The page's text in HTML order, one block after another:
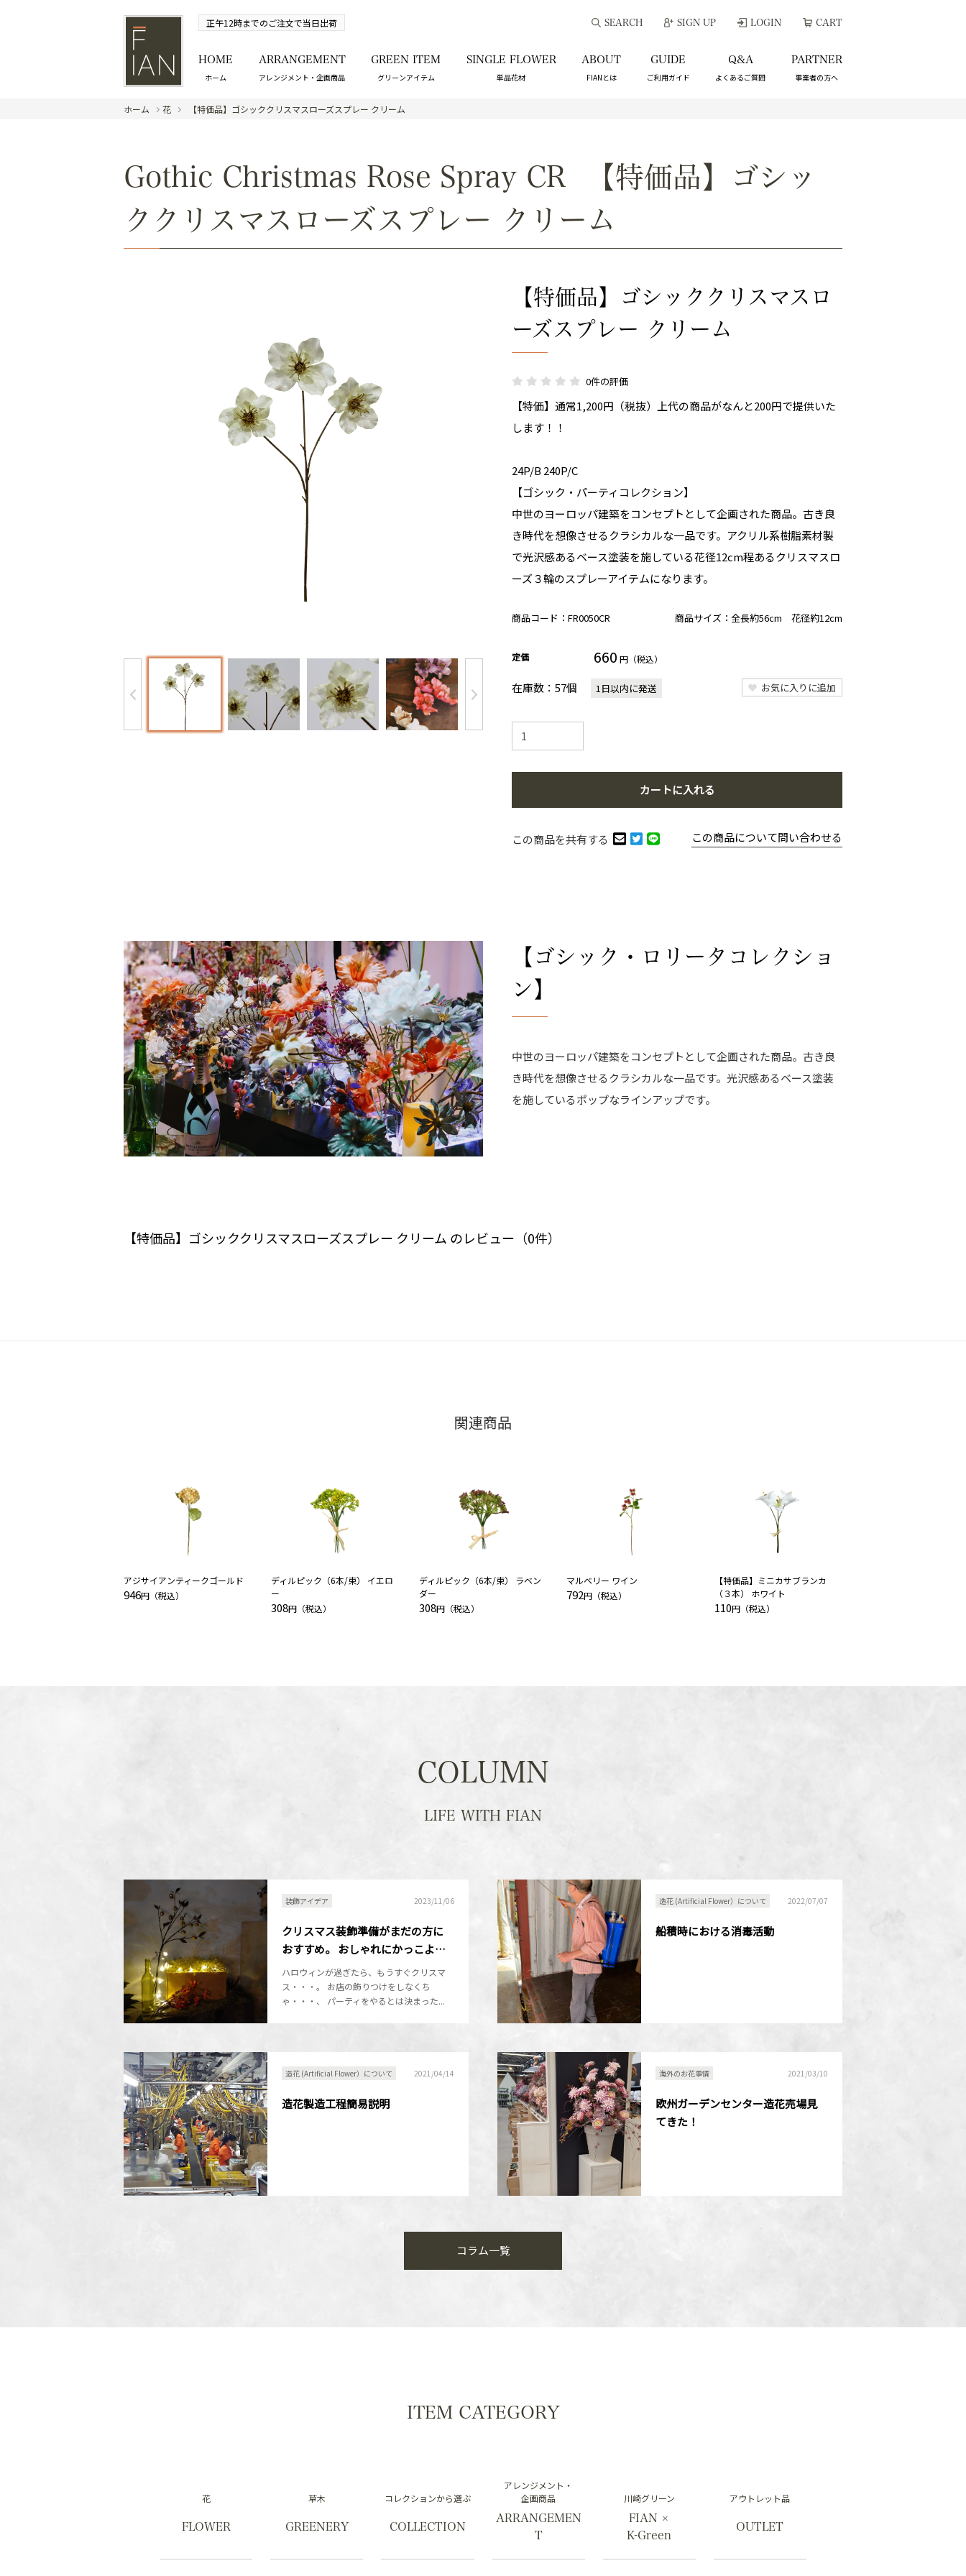
正午12時までのご注文で当日出荷 SEARCH SIGN UP LOGIN CART
HOME
ホーム
ARRANGEMENT
アレンジメント・企画商品
GREEN ITEM
グリーンアイテム
SINGLE FLOWER
単品花材
ABOUT
FIANとは
GUIDE
ご利用ガイド
Q&A
よくあるご質問
PARTNER
事業者の方へ
ホーム 花 【特価品】ゴシッククリスマスローズスプレー クリーム
Gothic Christmas Rose Spray CR
【特価品】ゴシッ
ククリスマスローズスプレー クリーム
【特価品】ゴシッククリスマスロ
ーズスプレー クリーム
0件の評価
【特価】通常1,200円（税抜）上代の商品がなんと200円で提供いた
します！！
24P/B 240P/C
【ゴシック・パーティコレクション】
中世のヨーロッパ建築をコンセプトとして企画された商品。古き良
き時代を想像させるクラシカルな一品です。アクリル系樹脂素材製
で光沢感あるベース塗装を施している花径12cm程あるクリスマスロ
ーズ３輪のスプレーアイテムになります。
商品コード： FR0050CR 商品サイズ： 全長約56cm 花径約12cm
定価 660 円（税込）
在庫数：57個 1日以内に発送 お気に入りに追加
カートに入れる
この商品を共有する この商品について問い合わせる
【ゴシック・ロリータコレクショ
ン】
中世のヨーロッパ建築をコンセプトとして企画された商品。古き良
き時代を想像させるクラシカルな一品です。光沢感あるベース塗装
を施しているポップなラインアップです。
【特価品】ゴシッククリスマスローズスプレー クリーム のレビュー（0件）
関連商品
アジサイアンティークゴールド
946円（税込）
ディルピック（6本/束） イエロ
ー
308円（税込）
ディルピック（6本/束） ラベン
ダー
308円（税込）
マルベリー ワイン
792円（税込）
【特価品】ミニカサブランカ
（３本） ホワイト
110円（税込）
COLUMN
LIFE WITH FIAN
装飾アイデア 2023/11/06
クリスマス装飾準備がまだの方に
おすすめ。 おしゃれにかっこよ…
ハロウィンが過ぎたら、もうすぐクリスマ
ス・・・。 お店の飾りつけをしなくち
ゃ・・・、 パーティをやるとは決まった...
造花 (Artificial Flower）について 2022/07/07
船積時における消毒活動
造花 (Artificial Flower）について 2021/04/14
造花製造工程簡易説明
海外のお花事情 2021/03/10
欧州ガーデンセンター造花売場見
てきた！
コラム一覧
ITEM CATEGORY
花
FLOWER
草木
GREENERY
コレクションから選ぶ
COLLECTION
アレンジメント・
企画商品
ARRANGEMEN
T
川崎グリーン
FIAN ×
K-Green
アウトレット品
OUTLET